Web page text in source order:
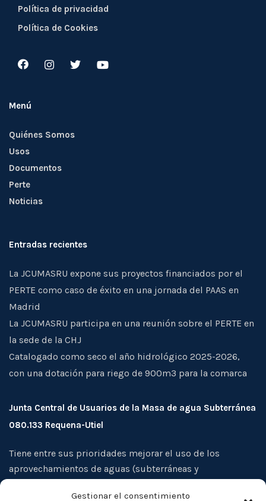
Gestionar el consentimiento
Política de privacidad
Política de Cookies
Menú
Quiénes Somos
Usos
Documentos
Perte
Noticias
Entradas recientes
La JCUMASRU expone sus proyectos financiados por el
PERTE como caso de éxito en una jornada del PAAS en
Madrid
La JCUMASRU participa en una reunión sobre el PERTE en
la sede de la CHJ
Catalogado como seco el año hidrológico 2025-2026,
con una dotación para riego de 900m3 para la comarca
Junta Central de Usuarios de la Masa de agua Subterránea
080.133 Requena-Utiel
Tiene entre sus prioridades mejorar el uso de los
aprovechamientos de aguas (subterráneas y